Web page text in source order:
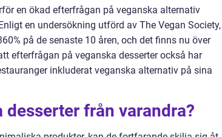
en ökad efterfrågan på veganska alternativ
en undersökning utförd av The Vegan Society,
på de senaste 10 åren, och det finns nu över
efterfrågan på veganska desserter också har
inkluderat veganska alternativ på sina
från varandra?